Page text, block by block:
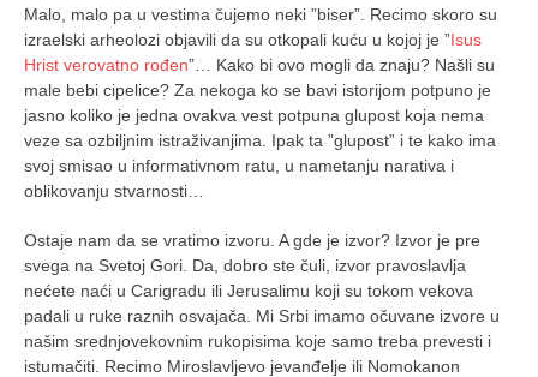
Malo, malo pa u vestima čujemo neki ”biser”. Recimo skoro su
izraelski arheolozi objavili da su otkopali kuću u kojoj je ”Isus
Hrist verovatno rođen”… Kako bi ovo mogli da znaju? Našli su
male bebi cipelice? Za nekoga ko se bavi istorijom potpuno je
jasno koliko je jedna ovakva vest potpuna glupost koja nema
veze sa ozbiljnim istraživanjima. Ipak ta ”glupost” i te kako ima
svoj smisao u informativnom ratu, u nametanju narativa i
oblikovanju stvarnosti…
Ostaje nam da se vratimo izvoru. A gde je izvor? Izvor je pre
svega na Svetoj Gori. Da, dobro ste čuli, izvor pravoslavlja
nećete naći u Carigradu ili Jerusalimu koji su tokom vekova
padali u ruke raznih osvajača. Mi Srbi imamo očuvane izvore u
našim srednjovekovnim rukopisima koje samo treba prevesti i
istumačiti. Recimo Miroslavljevo jevanđelje ili Nomokanon